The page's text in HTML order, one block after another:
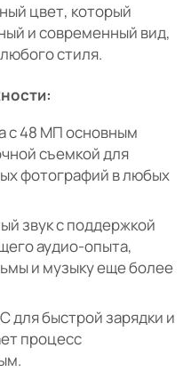
цвет, который
и современный вид,
стиля.
с 48 МП основным
съемкой для
фотографий в любых
звук с поддержкой
аудио-опыта,
и музыку еще более
для быстрой зарядки и
процесс